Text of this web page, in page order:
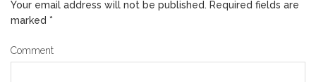
Your email address will not be published. Required fields are
marked *
Comment